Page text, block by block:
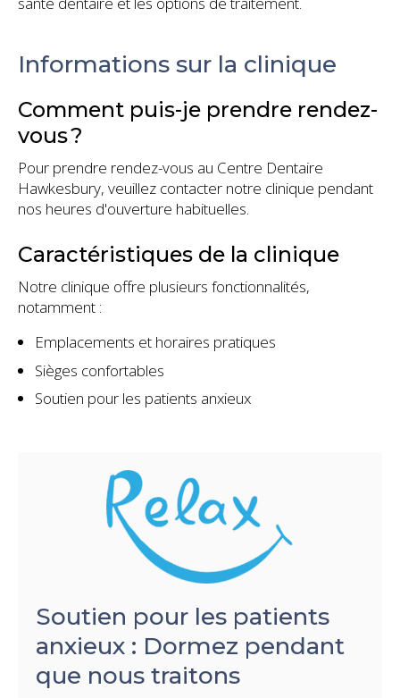
Informations sur la clinique
Comment puis-je prendre rendez-
vous ?
Pour prendre rendez-vous au Centre Dentaire
Hawkesbury, veuillez contacter notre clinique pendant
nos heures d'ouverture habituelles.
Caractéristiques de la clinique
Notre clinique offre plusieurs fonctionnalités,
notamment :
Emplacements et horaires pratiques
Sièges confortables
Soutien pour les patients anxieux
Soutien pour les patients
anxieux : Dormez pendant
que nous traitons